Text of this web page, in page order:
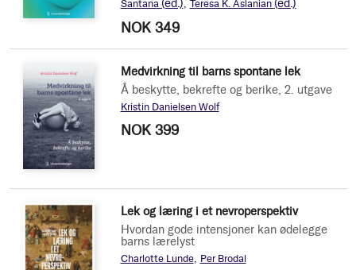
Santana
Teresa K. Aslanian
NOK 349
Medvirkning til barns spontane lek
Å beskytte, bekrefte og berike, 2. utgave
Kristin Danielsen Wolf
NOK 399
Lek og læring i et nevroperspektiv
Hvordan gode intensjoner kan ødelegge
barns lærelyst
Charlotte Lunde Per Brodal